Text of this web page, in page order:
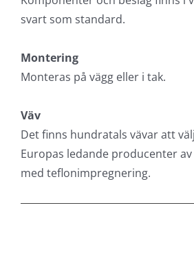
svart som standard.
Montering
Monteras på vägg eller i tak.
Väv
Det finns hundratals vävar att
Europas ledande producenter
med teflonimpregnering.